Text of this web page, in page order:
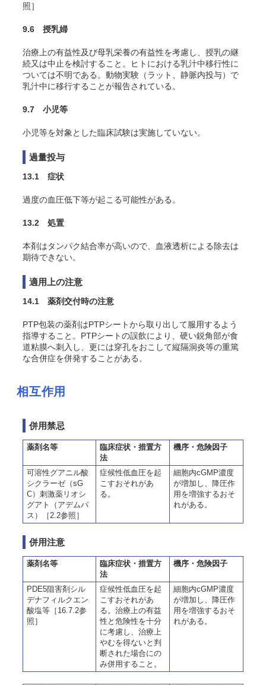
照］
9.6 授乳婦
治療上の有益性及び母乳栄養の有益性を考慮し、授乳の継
続又は中止を検討すること。ヒトにおける乳汁中移行性に
ついては不明である。動物実験（ラット、静脈内投与）で
乳汁中に移行することが報告されている。
9.7 小児等
小児等を対象とした臨床試験は実施していない。
過量投与
13.1 症状
過度の血圧低下等が起こる可能性がある。
13.2 処置
本剤はタンパク結合率が高いので、血液透析による除去は
期待できない。
適用上の注意
14.1 薬剤交付時の注意
PTP包装の薬剤はPTPシートから取り出して服用するよう
指導すること。PTPシートの誤飲により、硬い鋭角部が食
道粘膜へ刺入し、更には穿孔をおこして縦隔洞炎等の重篤
な合併症を併発することがある。
相互作用
併用禁忌
薬剤名等
臨床症状・措置方
法
機序・危険因子
可溶性グアニル酸
シクラーゼ（sG
C）刺激薬リオシ
グアト（アデムパ
ス）［2.2参照］
症候性低血圧を起
こすおそれがあ
る。
細胞内cGMP濃度
が増加し、降圧作
用を増強するおそ
れがある。
併用注意
薬剤名等
臨床症状・措置方
法
機序・危険因子
PDE5阻害剤シル
デナフィルクエン
酸塩等［16.7.2参
照］
症候性低血圧を起
こすおそれがあ
る。治療上の有益
性と危険性を十分
に考慮し、治療上
やむを得ないと判
断された場合にの
み併用すること。
細胞内cGMP濃度
が増加し、降圧作
用を増強するおそ
れがある。